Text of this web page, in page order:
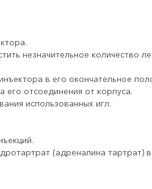
незначительное количество
в его окончательное
отсоединения от корпуса.
использованных игл.
(адреналина тартрат)